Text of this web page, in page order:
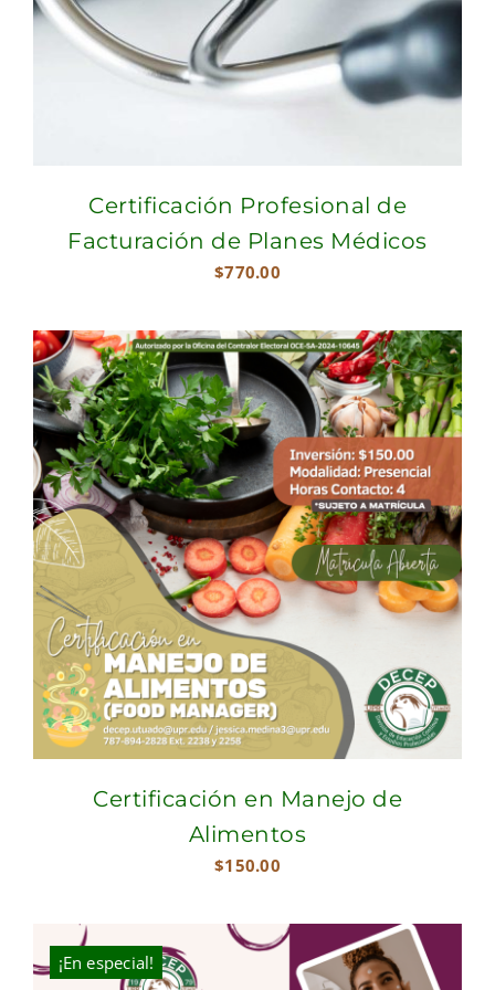
Certificación Profesional de
Facturación de Planes Médicos
$770.00
Certificación en Manejo de
Alimentos
$150.00
¡En especial!